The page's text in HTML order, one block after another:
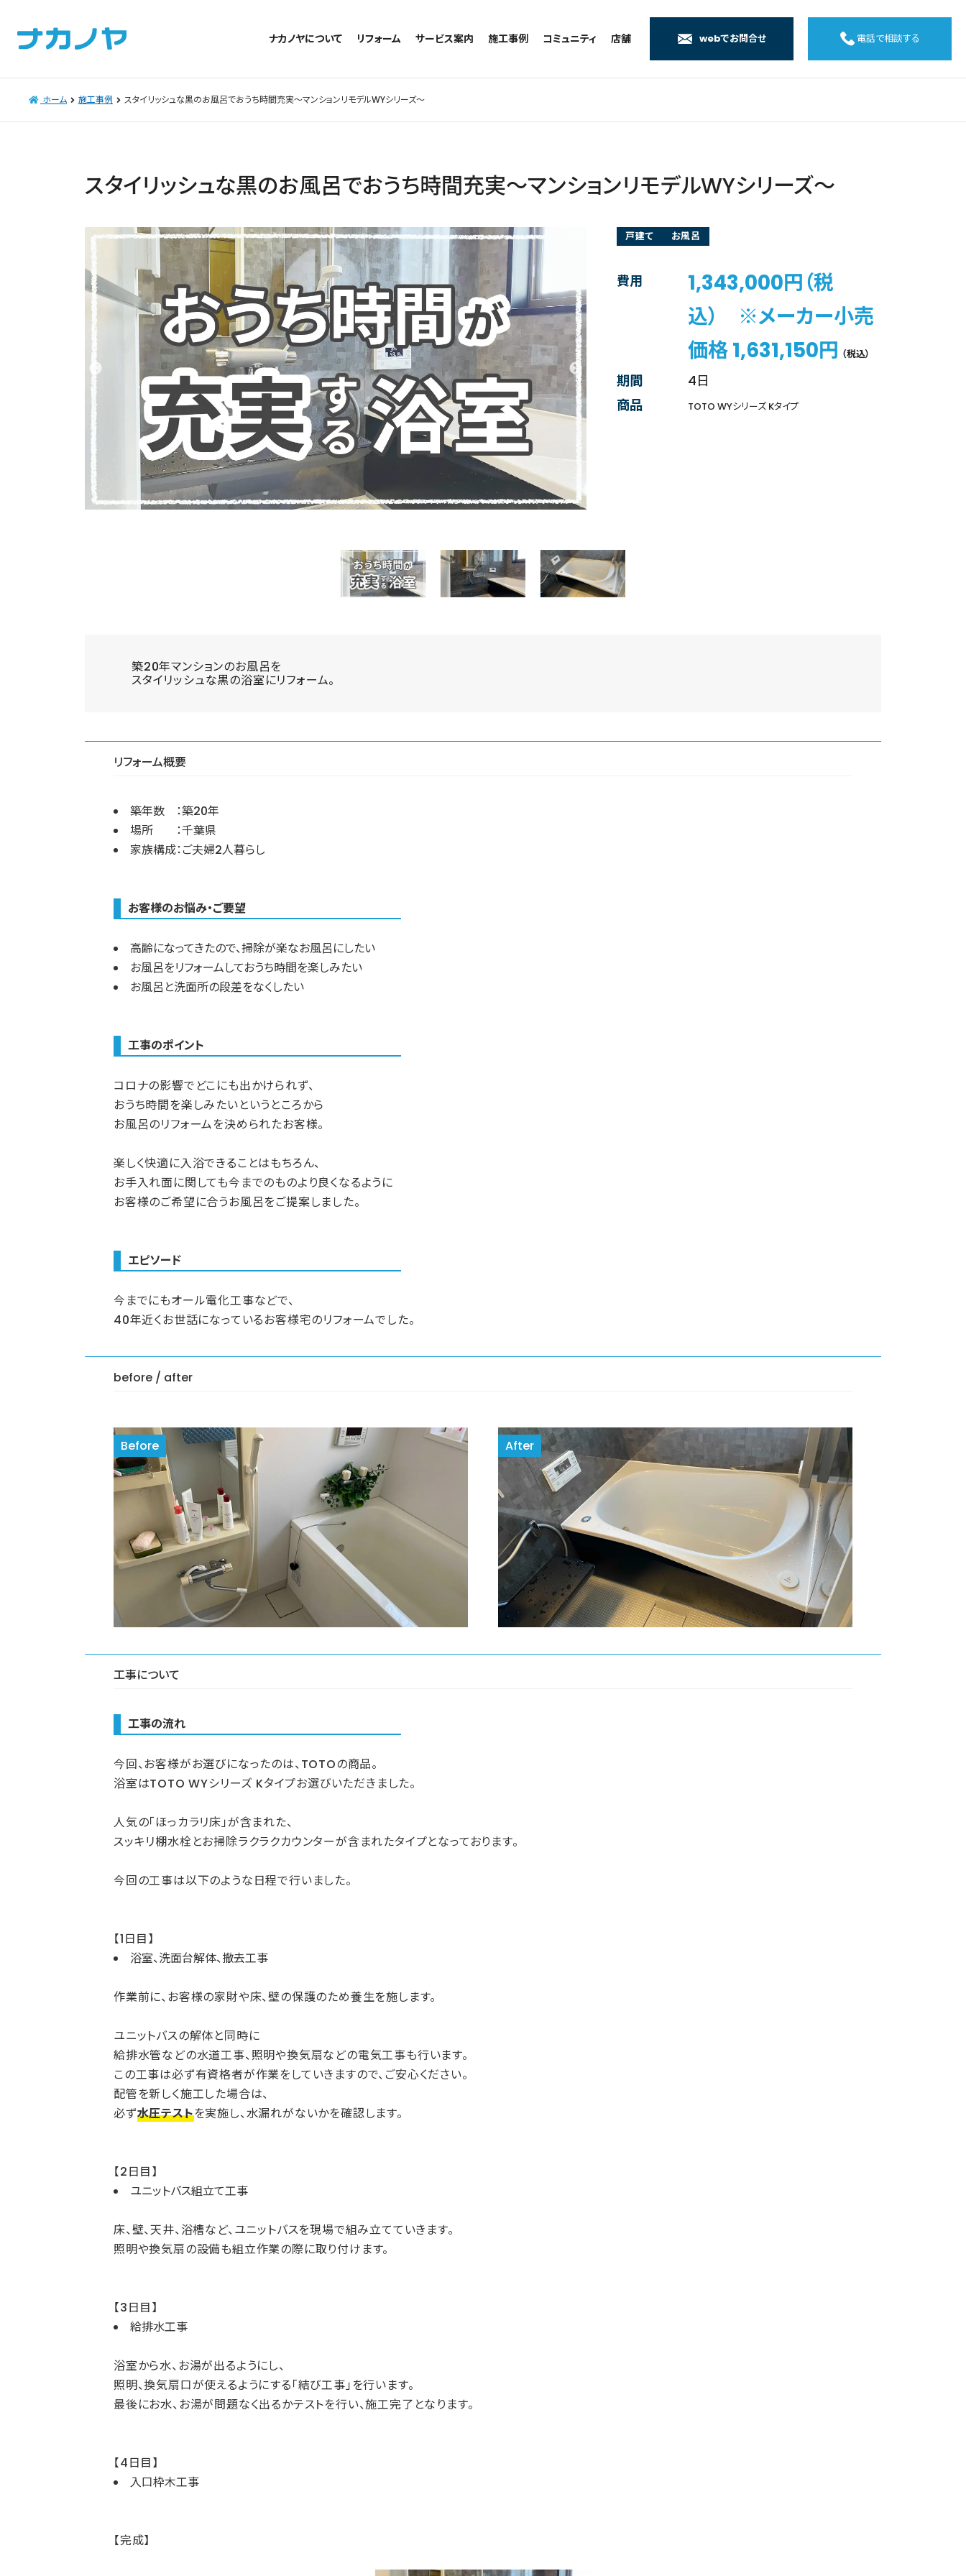
ナカノヤについて リフォーム
お風呂のリフォーム
キッチンのリフォーム
洗面台のリフォーム
内装のリフォーム
水回りのリフォーム
窓のリフォーム
玄関のリフォーム
サービス案内
相談室・よくある質問
施工事例
トイレの施工事例
キッチンの施工事例
コミュニティ
アルブル通信
ブログ
店舗
墨田店
日本橋店
webでお問合せ 電話で相談する
ホーム 施工事例 スタイリッシュな黒のお風呂でおうち時間充実～マンションリモデルWYシリーズ～
スタイリッシュな黒のお風呂でおうち時間充実～マンションリモデルWYシリーズ～
戸建て お風呂
費用
1,343,000円（税
込） ※メーカー小売
価格 1,631,150円 （税込）
期間
4日
商品
TOTO WYシリーズ Kタイプ
築20年マンションのお風呂を
スタイリッシュな黒の浴室にリフォーム。
リフォーム概要
築年数 ：築20年
場所 ：千葉県
家族構成：ご夫婦2人暮らし
お客様のお悩み・ご要望
高齢になってきたので、掃除が楽なお風呂にしたい
お風呂をリフォームしておうち時間を楽しみたい
お風呂と洗面所の段差をなくしたい
工事のポイント
コロナの影響でどこにも出かけられず、
おうち時間を楽しみたいというところから
お風呂のリフォームを決められたお客様。
楽しく快適に入浴できることはもちろん、
お手入れ面に関しても今までのものより良くなるように
お客様のご希望に合うお風呂をご提案しました。
エピソード
今までにもオール電化工事などで、
40年近くお世話になっているお客様宅のリフォームでした。
before / after
工事について
工事の流れ
今回、お客様がお選びになったのは、TOTOの商品。
浴室はTOTO WYシリーズ Kタイプお選びいただきました。
人気の「ほっカラリ床」が含まれた、
スッキリ棚水栓とお掃除ラクラクカウンターが含まれたタイプとなっております。
今回の工事は以下のような日程で行いました。
【1日目】
浴室、洗面台解体、撤去工事
作業前に、お客様の家財や床、壁の保護のため養生を施します。
ユニットバスの解体と同時に
給排水管などの水道工事、照明や換気扇などの電気工事も行います。
この工事は必ず有資格者が作業をしていきますので、ご安心ください。
配管を新しく施工した場合は、
必ず水圧テストを実施し、水漏れがないかを確認します。
【2日目】
ユニットバス組立て工事
床、壁、天井、浴槽など、ユニットバスを現場で組み立てていきます。
照明や換気扇の設備も組立作業の際に取り付けます。
【3日目】
給排水工事
浴室から水、お湯が出るようにし、
照明、換気扇口が使えるようにする「結び工事」を行います。
最後にお水、お湯が問題なく出るかテストを行い、施工完了となります。
【4日目】
入口枠木工事
【完成】